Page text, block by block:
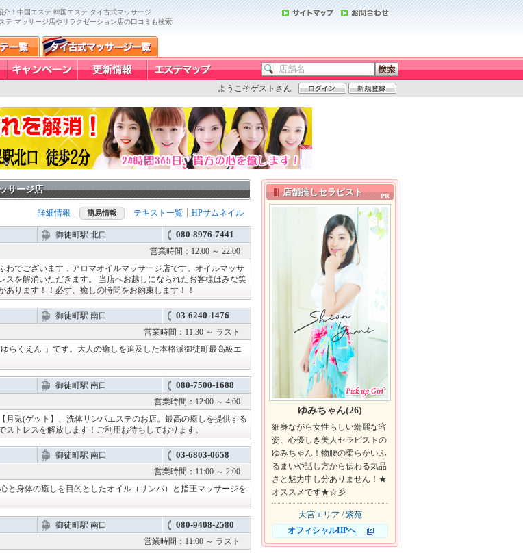
！中国エステ 韓国エステ タイ古式マッサージ
テ マッサージ店やリラクゼーション店の口コミも検索
ようこそゲストさん
サージ店
詳細情報 簡易情報 テキスト一覧 HPサムネイル
御徒町駅 北口 080-8976-7441
営業時間：12:00 ～ 22:00
わでございます，アロマオイルマッサージ店です。オイルマッサ
スを解消いただきます。 当店へお越しになられたお客様はみな笑
あります！！必ず、癒しの時間をお約束します！！
御徒町駅 南口 03-6240-1476
営業時間：11:30 ～ ラスト
らくえん-」です。大人の癒しを追及した本格派御徒町最高級エ
御徒町駅 南口 080-7500-1688
営業時間：12:00 ～ 4:00
月兎(ゲット】、洗体リンパエステのお店。最高の癒しを提供する
トレスを解放します！ご利用お待ちしております。
御徒町駅 南口 03-6803-0658
営業時間：11:00 ～ 2:00
と身体の癒しを目的としたオイル（リンパ）と指圧マッサージを
御徒町駅 南口 080-9408-2580
営業時間：11:00 ～ ラスト
店舗推しセラピスト
ゆみちゃん(26)
細身ながら女性らしい端麗な容
姿、心優しき美人セラピストの
ゆみちゃん！物腰の柔らかいふ
るまいや話し方から伝わる気品
さと魅力申し分ありません！★
オススメです★☆彡
大宮エリア / 紫苑
オフィシャルHPへ